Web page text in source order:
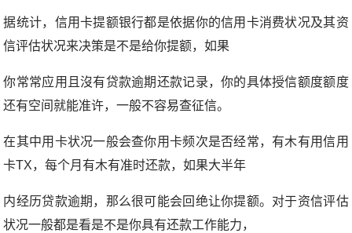
据统计，信用卡提额银行都是依据你的信用卡消费状况及其资
信评估状况来决策是不是给你提额，如果
你常常应用且沒有贷款逾期还款记录，你的具体授信额度额度
还有空间就能准许，一般不容易查征信。
在其中用卡状况一般会查你用卡频次是否经常，有木有用信用
卡TX，每个月有木有准时还款，如果大半年
内经历贷款逾期，那么很可能会回绝让你提额。对于资信评估
状况一般都是看是不是你具有还款工作能力，